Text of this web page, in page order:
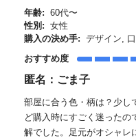
年齢: 60代〜
性別: 女性
購入の決め手: デザイン,
おすすめ度
匿名：ごま子
部屋に合う色・柄は？少し
ど購入時にすごく迷ったの
解でした。足元がオシャレ